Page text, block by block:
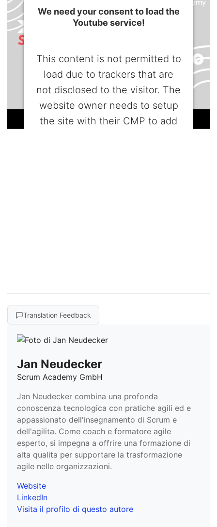
We need your consent to load the
Youtube service!
This content is not permitted to
load due to trackers that are
not disclosed to the visitor. The
website owner needs to setup
the site with their CMP to add
Translation Feedback
Jan Neudecker
Scrum Academy GmbH
Jan Neudecker combina una profonda
conoscenza tecnologica con pratiche agili ed e
appassionato dell'insegnamento di Scrum e
dell'agilita. Come coach e formatore agile
esperto, si impegna a offrire una formazione di
alta qualita per supportare la trasformazione
agile nelle organizzazioni.
Website
LinkedIn
Visita il profilo di questo autore